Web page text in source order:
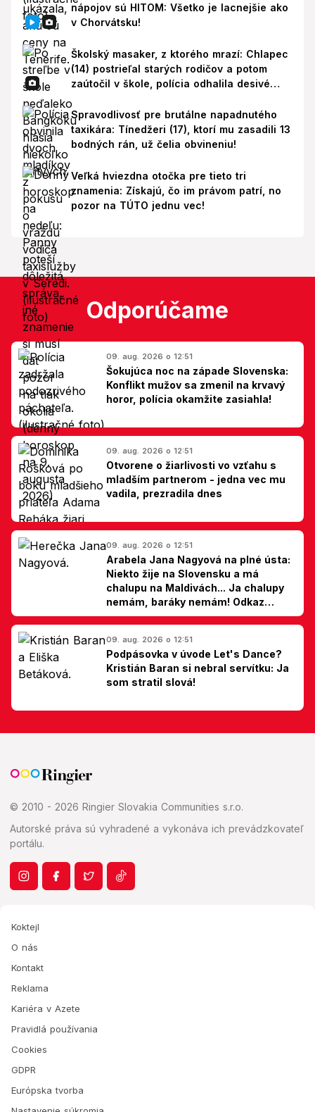
nápojov sú HITOM: Všetko je lacnejšie ako
v Chorvátsku!
Školský masaker, z ktorého mrazí: Chlapec
(14) postrieľal starých rodičov a potom
zaútočil v škole, polícia odhalila desivé
Spravodlivosť pre brutálne napadnutého
taxikára: Tínedžeri (17), ktorí mu zasadili 13
bodných rán, už čelia obvineniu!
Veľká hviezdna otočka pre tieto tri
znamenia: Získajú, čo im právom patrí, no
pozor na TÚTO jednu vec!
Odporúčame
09. aug. 2026 o 12:51
Šokujúca noc na západe Slovenska:
Konflikt mužov sa zmenil na krvavý
horor, polícia okamžite zasiahla!
09. aug. 2026 o 12:51
Otvorene o žiarlivosti vo vzťahu s
mladším partnerom - jedna vec mu
vadila, prezradila dnes
09. aug. 2026 o 12:51
Arabela Jana Nagyová na plné ústa:
Niekto žije na Slovensku a má
chalupu na Maldivách... Ja chalupy
nemám, baráky nemám! Odkaz
Slovákom
09. aug. 2026 o 12:51
Podpásovka v úvode Let's Dance?
Kristián Baran si nebral servítku: Ja
som stratil slová!
© 2010 - 2026 Ringier Slovakia Communities s.r.o.
Autorské práva sú vyhradené a vykonáva ich prevádzkovateľ
portálu.
Koktejl
O nás
Kontakt
Reklama
Kariéra v Azete
Pravidlá používania
Cookies
GDPR
Európska tvorba